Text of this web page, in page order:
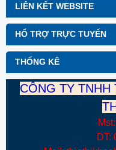
LIÊN KẾT WEBSITE
HỔ TRỢ TRỰC TUYẾN
THỐNG KÊ
CÔNG TY TNHH
DT: